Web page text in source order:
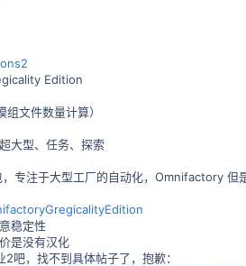
Edition
文件数量计算）
大型、任务、探索
专注于大型工厂的自动化，Omnifactory 但
稳定性
是没有汉化
吧，找不到具体帖子了，抱歉：